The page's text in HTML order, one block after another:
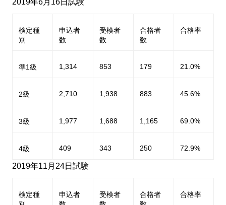
検定種
別
申込者
数
受検者
数
合格者
数
合格率
準1級 1,314 853 179 21.0%
2級 2,710 1,938 883 45.6%
3級 1,977 1,688 1,165 69.0%
4級 409 343 250 72.9%
2019年11月24日試験
検定種
申込者
受検者
合格者
合格率